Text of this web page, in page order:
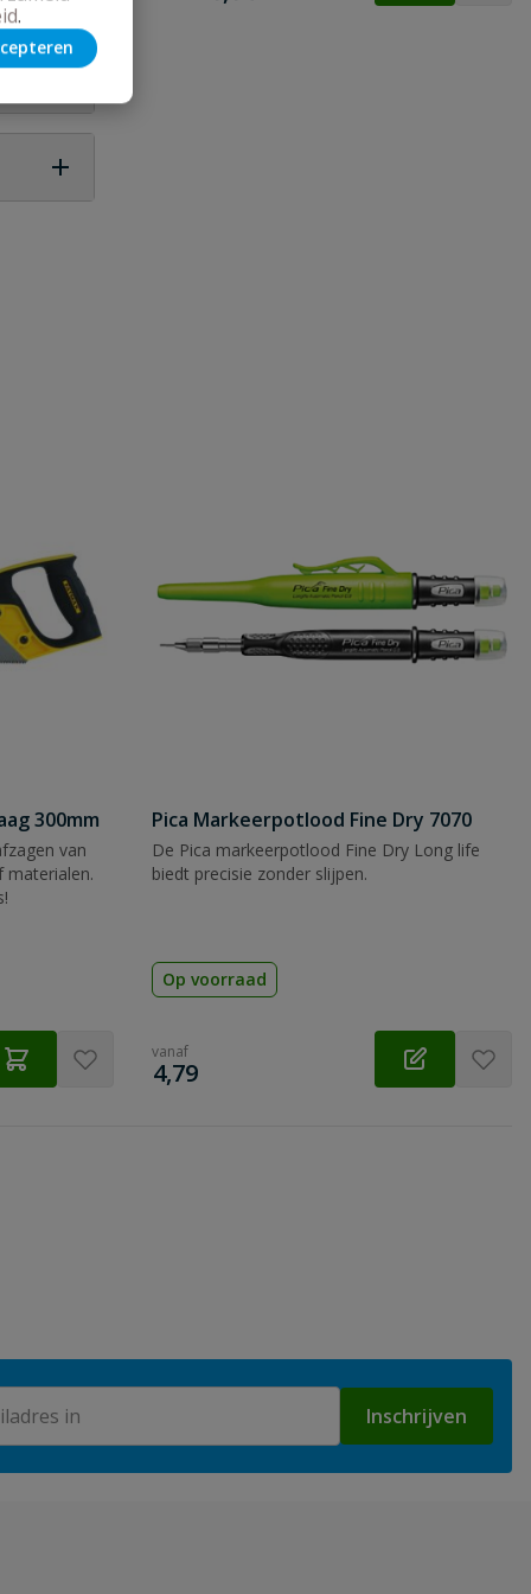
.
300mm
van
materialen.
Pica Markeerpotlood Fine Dry 7070
De Pica markeerpotlood Fine Dry Long life
biedt precisie zonder slijpen.
Op voorraad
vanaf
€
4,79
Inschrijven